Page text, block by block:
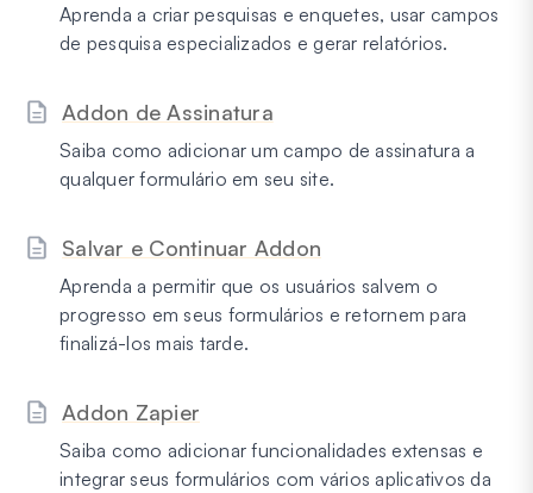
Aprenda a criar pesquisas e enquetes, usar campos
de pesquisa especializados e gerar relatórios.
Addon de Assinatura
Saiba como adicionar um campo de assinatura a
qualquer formulário em seu site.
Salvar e Continuar Addon
Aprenda a permitir que os usuários salvem o
progresso em seus formulários e retornem para
finalizá-los mais tarde.
Addon Zapier
Saiba como adicionar funcionalidades extensas e
integrar seus formulários com vários aplicativos da